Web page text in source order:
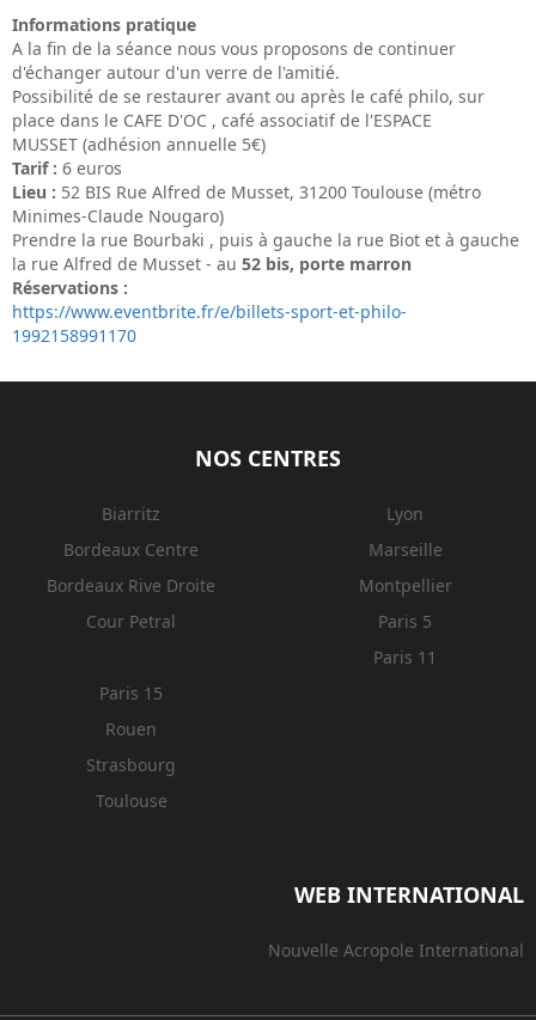
Informations pratique
A la fin de la séance nous vous proposons de continuer
d'échanger autour d'un verre de l'amitié.
Possibilité de se restaurer avant ou après le café philo, sur
place dans le CAFE D'OC , café associatif de l'ESPACE
MUSSET (adhésion annuelle 5€)
Tarif: 6 euros
Lieu : 52 BIS Rue Alfred de Musset, 31200 Toulouse (métro
Minimes-Claude Nougaro)
Prendre la rue Bourbaki , puis à gauche la rue Biot et à gauche
la rue Alfred de Musset - au 52 bis, porte marron
Réservations :
https://www.eventbrite.fr/e/billets-sport-et-philo-
1992158991170
NOS CENTRES
Biarritz
Bordeaux Centre
Bordeaux Rive Droite
Cour Petral
Lyon
Marseille
Montpellier
Paris 5
Paris 11
Paris 15
Rouen
Strasbourg
Toulouse
WEB INTERNATIONAL
Nouvelle Acropole International